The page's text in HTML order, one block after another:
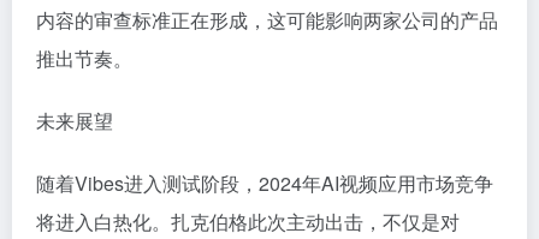
内容的审查标准正在形成，这可能影响两家公司的产品
推出节奏。
未来展望
随着Vibes进入测试阶段，2024年AI视频应用市场竞争
将进入白热化。扎克伯格此次主动出击，不仅是对